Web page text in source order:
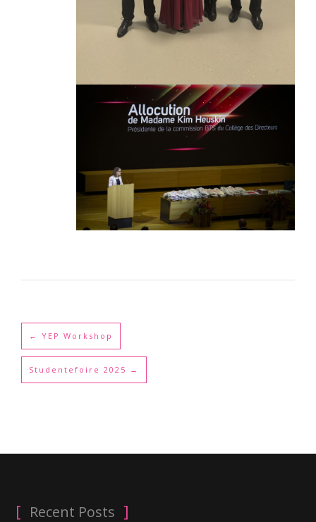
← YEP Workshop
Studentefoire 2025 →
Recent Posts